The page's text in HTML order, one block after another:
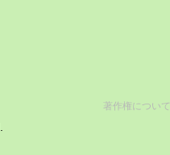
著作権について